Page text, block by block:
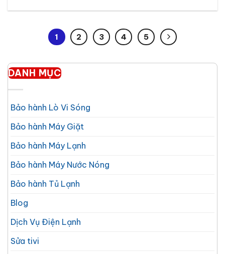
1 2 3 4 5
DANH MỤC
Bảo hành Lò Vi Sóng
Bảo hành Máy Giặt
Bảo hành Máy Lạnh
Bảo hành Máy Nước Nóng
Bảo hành Tủ Lạnh
Blog
Dịch Vụ Điện Lạnh
Sửa tivi